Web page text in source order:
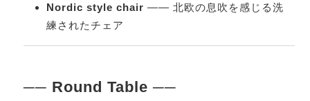
Nordic style chair ―― 北欧の息吹を感じる洗
練されたチェア
── Round Table ──